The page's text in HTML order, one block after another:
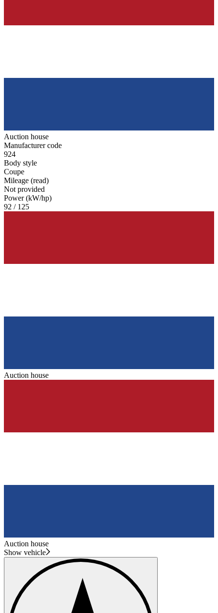
Auction house
Manufacturer code
924
Body style
Coupe
Mileage (read)
Not provided
Power (kW/hp)
92 / 125
Auction house
Auction house
Show vehicle